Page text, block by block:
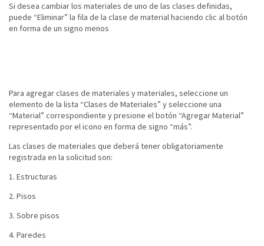
Si desea cambiar los materiales de uno de las clases definidas,
puede “Eliminar” la fila de la clase de material haciendo clic al botón
en forma de un signo menos
Para agregar clases de materiales y materiales, seleccione un
elemento de la lista “Clases de Materiales” y seleccione una
“Material” correspondiente y presione el botón “Agregar Material”
representado por el icono en forma de signo “más”.
Las clases de materiales que deberá tener obligatoriamente
registrada en la solicitud son:
1. Estructuras
2. Pisos
3. Sobre pisos
4. Paredes